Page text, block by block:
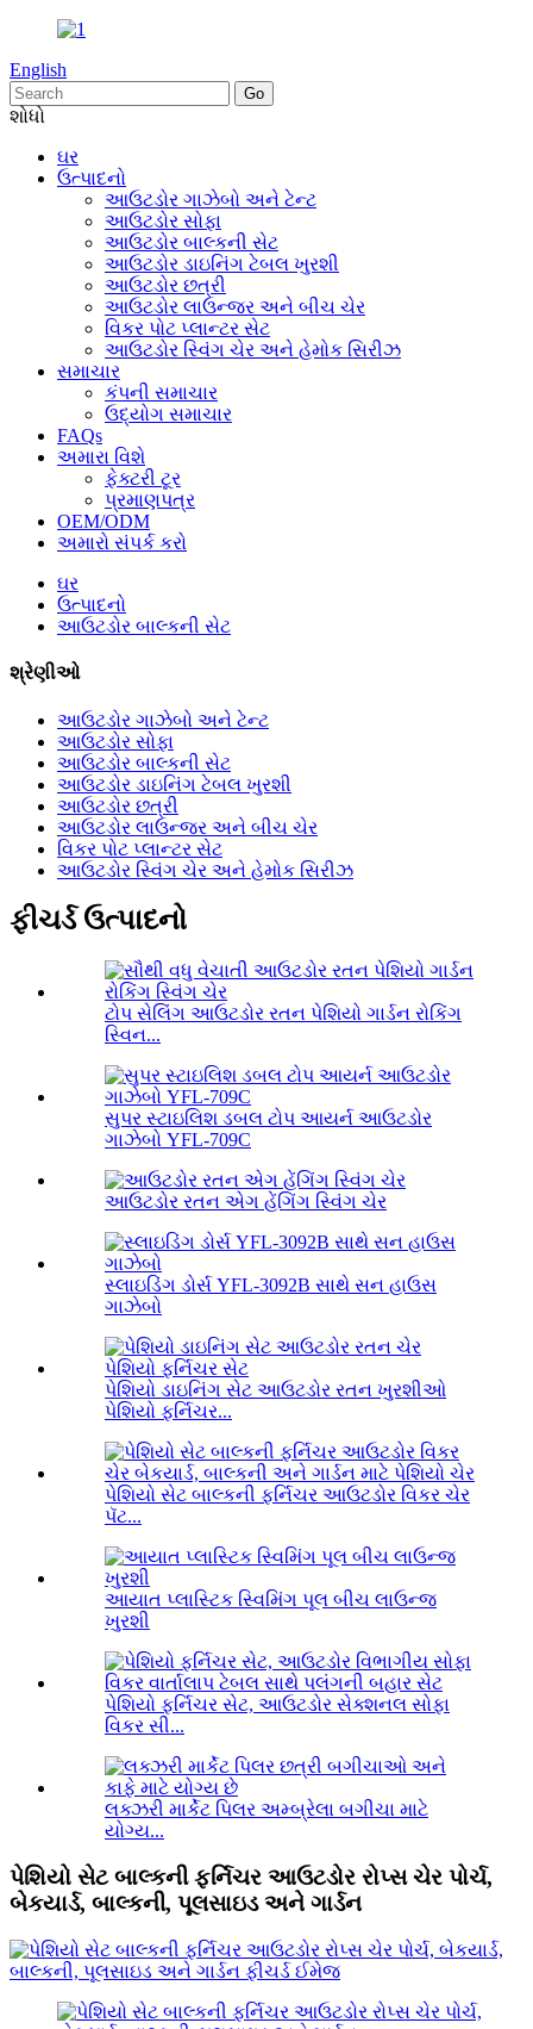
English
શોધો
ઘર
ઉત્પાદનો
આઉટડોર ગાઝેબો અને ટેન્ટ
આઉટડોર સોફા
આઉટડોર બાલ્કની સેટ
આઉટડોર ડાઇનિંગ ટેબલ ખુરશી
આઉટડોર છત્રી
આઉટડોર લાઉન્જર અને બીચ ચેર
વિકર પોટ પ્લાન્ટર સેટ
આઉટડોર સ્વિંગ ચેર અને હેમોક સિરીઝ
સમાચાર
કંપની સમાચાર
ઉદ્યોગ સમાચાર
FAQs
અમારા વિશે
ફેક્ટરી ટૂર
પ્રમાણપત્ર
OEM/ODM
અમારો સંપર્ક કરો
ઘર
ઉત્પાદનો
આઉટડોર બાલ્કની સેટ
શ્રેણીઓ
આઉટડોર ગાઝેબો અને ટેન્ટ
આઉટડોર સોફા
આઉટડોર બાલ્કની સેટ
આઉટડોર ડાઇનિંગ ટેબલ ખુરશી
આઉટડોર છત્રી
આઉટડોર લાઉન્જર અને બીચ ચેર
વિકર પોટ પ્લાન્ટર સેટ
આઉટડોર સ્વિંગ ચેર અને હેમોક સિરીઝ
ફીચર્ડ ઉત્પાદનો
ટોપ સેલિંગ આઉટડોર રતન પેશિયો ગાર્ડન રોકિંગ
સ્વિન...
સુપર સ્ટાઇલિશ ડબલ ટોપ આયર્ન આઉટડોર
ગાઝેબો YFL-709C
આઉટડોર રતન એગ હેંગિંગ સ્વિંગ ચેર
સ્લાઇડિંગ ડોર્સ YFL-3092B સાથે સન હાઉસ
ગાઝેબો
પેશિયો ડાઇનિંગ સેટ આઉટડોર રતન ખુરશીઓ
પેશિયો ફર્નિચર...
પેશિયો સેટ બાલ્કની ફર્નિચર આઉટડોર વિકર ચેર
પૅટ...
આયાત પ્લાસ્ટિક સ્વિમિંગ પૂલ બીચ લાઉન્જ
ખુરશી
પેશિયો ફર્નિચર સેટ, આઉટડોર સેક્શનલ સોફા
વિકર સી...
લક્ઝરી માર્કેટ પિલર અમ્બ્રેલા બગીચા માટે
યોગ્ય...
પેશિયો સેટ બાલ્કની ફર્નિચર આઉટડોર રોપ્સ ચેર પોર્ચ,
બેકયાર્ડ, બાલ્કની, પૂલસાઇડ અને ગાર્ડન